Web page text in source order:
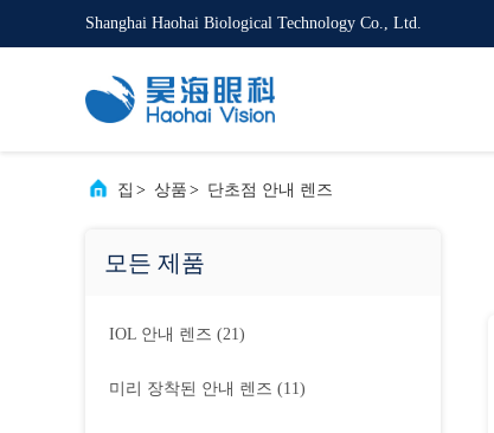
Shanghai Haohai Biological Technology Co., Ltd.
집 > 상품 > 단초점 안내 렌즈
모든 제품
IOL 안내 렌즈 (21)
미리 장착된 안내 렌즈 (11)